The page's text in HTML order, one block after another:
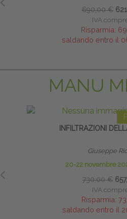
690,00 €
IVA
Risparmia:
saldando entro il
MANU
INFILTRAZIONI
Giuseppe
20-22 novembre
730,00 €
IVA
Risparmia:
saldando entro il